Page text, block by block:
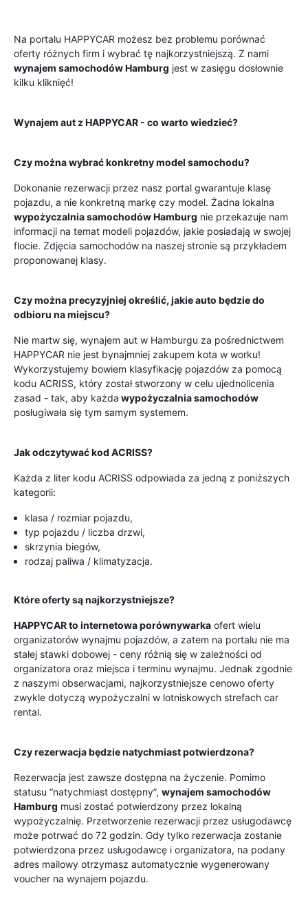
Na portalu HAPPYCAR możesz bez problemu porównać
oferty różnych firm i wybrać tę najkorzystniejszą. Z nami
wynajem samochodów Hamburg jest w zasięgu dosłownie
kilku kliknięć!
Wynajem aut z HAPPYCAR - co warto wiedzieć?
Czy można wybrać konkretny model samochodu?
Dokonanie rezerwacji przez nasz portal gwarantuje klasę
pojazdu, a nie konkretną markę czy model. Żadna lokalna
wypożyczalnia samochodów Hamburg nie przekazuje nam
informacji na temat modeli pojazdów, jakie posiadają w swojej
flocie. Zdjęcia samochodów na naszej stronie są przykładem
proponowanej klasy.
Czy można precyzyjniej określić, jakie auto będzie do
odbioru na miejscu?
Nie martw się, wynajem aut w Hamburgu za pośrednictwem
HAPPYCAR nie jest bynajmniej zakupem kota w worku!
Wykorzystujemy bowiem klasyfikację pojazdów za pomocą
kodu ACRISS, który został stworzony w celu ujednolicenia
zasad - tak, aby każda wypożyczalnia samochodów
posługiwała się tym samym systemem.
Jak odczytywać kod ACRISS?
Każda z liter kodu ACRISS odpowiada za jedną z poniższych
kategorii:
klasa / rozmiar pojazdu,
typ pojazdu / liczba drzwi,
skrzynia biegów,
rodzaj paliwa / klimatyzacja.
Które oferty są najkorzystniejsze?
HAPPYCAR to internetowa porównywarka ofert wielu
organizatorów wynajmu pojazdów, a zatem na portalu nie ma
stałej stawki dobowej - ceny różnią się w zależności od
organizatora oraz miejsca i terminu wynajmu. Jednak zgodnie
z naszymi obserwacjami, najkorzystniejsze cenowo oferty
zwykle dotyczą wypożyczalni w lotniskowych strefach car
rental.
Czy rezerwacja będzie natychmiast potwierdzona?
Rezerwacja jest zawsze dostępna na życzenie. Pomimo
statusu “natychmiast dostępny”, wynajem samochodów
Hamburg musi zostać potwierdzony przez lokalną
wypożyczalnię. Przetworzenie rezerwacji przez usługodawcę
może potrwać do 72 godzin. Gdy tylko rezerwacja zostanie
potwierdzona przez usługodawcę i organizatora, na podany
adres mailowy otrzymasz automatycznie wygenerowany
voucher na wynajem pojazdu.